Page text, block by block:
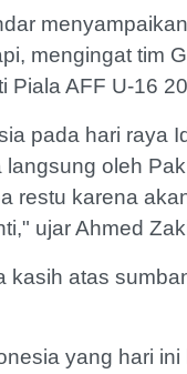
mengingat tim
Piala AFF U-16
pada hari raya
oleh
restu karena
ujar Ahmed
atas
yang hari